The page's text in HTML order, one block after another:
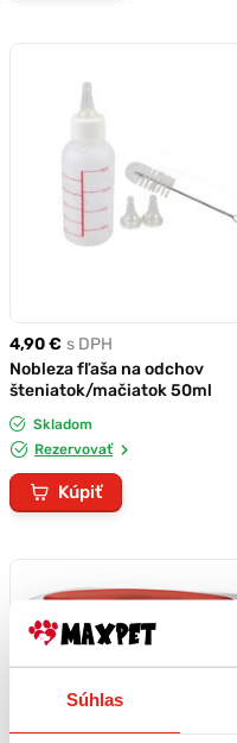
Súhlas
4,90 € s DPH
Nobleza fľaša na odchov
šteniatok/mačiatok 50ml
Skladom
Rezervovať
Kúpiť